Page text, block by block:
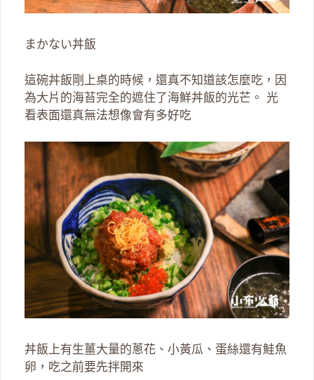
まかない丼飯
這碗丼飯剛上桌的時候，還真不知道該怎麼吃，因
為大片的海苔完全的遮住了海鮮丼飯的光芒。 光
看表面還真無法想像會有多好吃
丼飯上有生薑大量的蔥花、小黃瓜、蛋絲還有鮭魚
卵，吃之前要先拌開來